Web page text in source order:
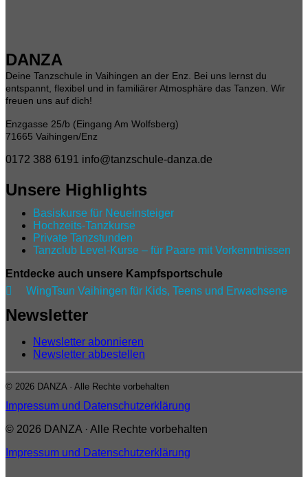
DANZA
Deine Tanzschule in Vaihingen an der Enz. Bei uns lernst du
entspannt, flexibel und in familiärer Atmosphäre das Tanzen. Wir
freuen uns auf dich!
Enzgasse 25/b (Eingang Am Wolfsberg)
71665 Vaihingen/Enz
0172 388 6191 info@tanzschule-danza.de
Unsere Highlights
Basiskurse für Neueinsteiger
Hochzeits-Tanzkurse
Private Tanzstunden
Tanzclub Level‑Kurse – für Paare mit Vorkenntnissen
Entdecke auch unsere Kampfsportschule

WingTsun Vaihingen für Kids, Teens und Erwachsene
Newsletter
Newsletter abonnieren
Newsletter abbestellen
© 2026 DANZA · Alle Rechte vorbehalten
Impressum und Datenschutzerklärung
© 2026 DANZA · Alle Rechte vorbehalten
Impressum und Datenschutzerklärung